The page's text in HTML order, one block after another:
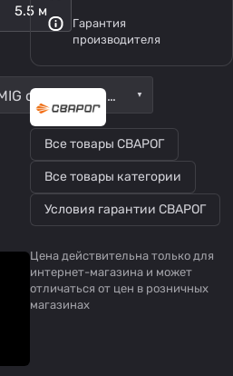
5.5 м
Направляющий канал MIG синий тефлон (0.6-0.9) 3.5 м
Гарантия
производителя
Все товары СВАРОГ
Все товары категории
Условия гарантии СВАРОГ
Цена действительна только для
интернет-магазина и может
отличаться от цен в розничных
магазинах